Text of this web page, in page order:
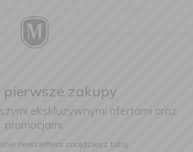
pierwsze zakupy
ekskluzywnymi ofertami oraz
promocjami.
newslettera znajdziesz tutaj.